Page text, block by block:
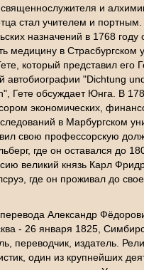
и
стал учителем и
назначений в 1768 году
медицину в Страсбургском
который представил его
автобиографии "Dichtung
Гете обсуждает Юнга. В
экономических,
в Марбургском
свою профессорскую
где он оставался до
великий князь Карл
где он проживал до
Александр
- 26 января 1825,
переводчик, издатель.
один из крупнейших